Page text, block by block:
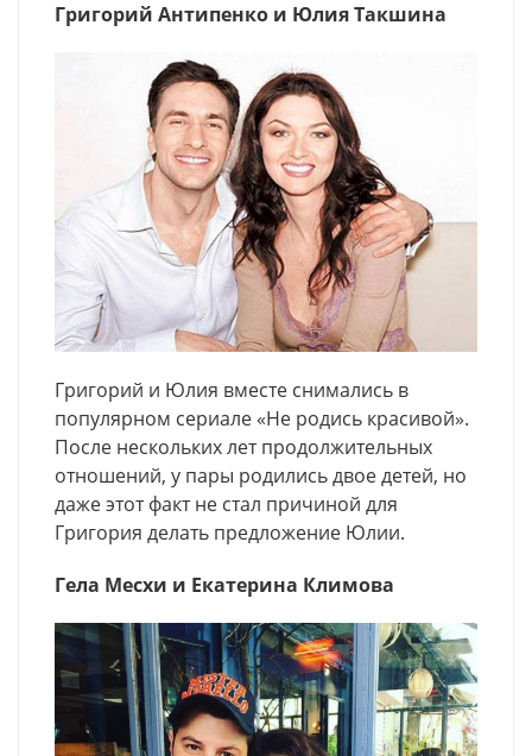
Григорий Антипенко и Юлия Такшина
Григорий и Юлия вместе снимались в
популярном сериале «Не родись красивой».
После нескольких лет продолжительных
отношений, у пары родились двое детей, но
даже этот факт не стал причиной для
Григория делать предложение Юлии.
Гела Месхи и Екатерина Климова